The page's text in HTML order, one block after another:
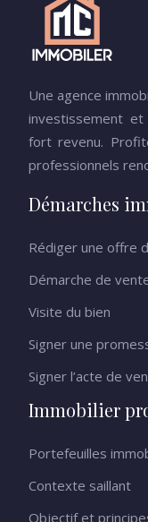
Une agence
investissement
fort revenu.
professionnels
Démarches
Rédiger une offre
Démarche de
Visite du bien
Signer une
Signer l’acte de
Immobilier
Portefeuilles
Contexte saillant
Objectif et